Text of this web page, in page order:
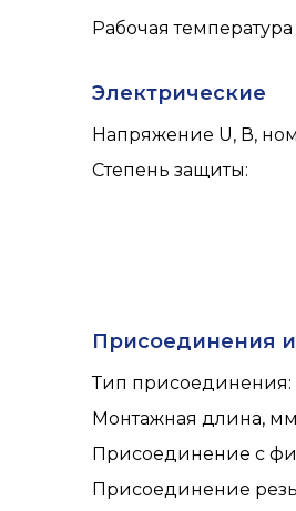
Рабочая температура
Электрические
Напряжение U, В, ном
Степень защиты:
Присоединения
Тип присоединения:
Монтажная длина, мм
Присоединение с
Присоединение